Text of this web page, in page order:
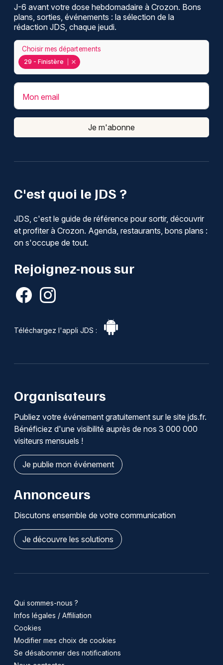
C'est quoi le JDS ?
JDS, c'est le guide de référence pour sortir, découvrir
et profiter à Crozon. Agenda, restaurants, bons plans :
on s'occupe de tout.
Rejoignez-nous sur
Téléchargez l'appli JDS :
J-6 avant votre dose hebdomadaire à Crozon. Bons
plans, sorties, événements : la sélection de la
rédaction JDS, chaque jeudi.
29 - Finistère
Choisir mes départements
Mon email
Je m'abonne
Organisateurs
Publiez votre événement gratuitement sur le site jds.fr.
Bénéficiez d'une visibilité auprès de nos 3 000 000
visiteurs mensuels !
Je publie mon événement
Annonceurs
Discutons ensemble de votre communication
Je découvre les solutions
Qui sommes-nous ?
Infos légales / Affiliation
Cookies
Modifier mes choix de cookies
Se désabonner des notifications